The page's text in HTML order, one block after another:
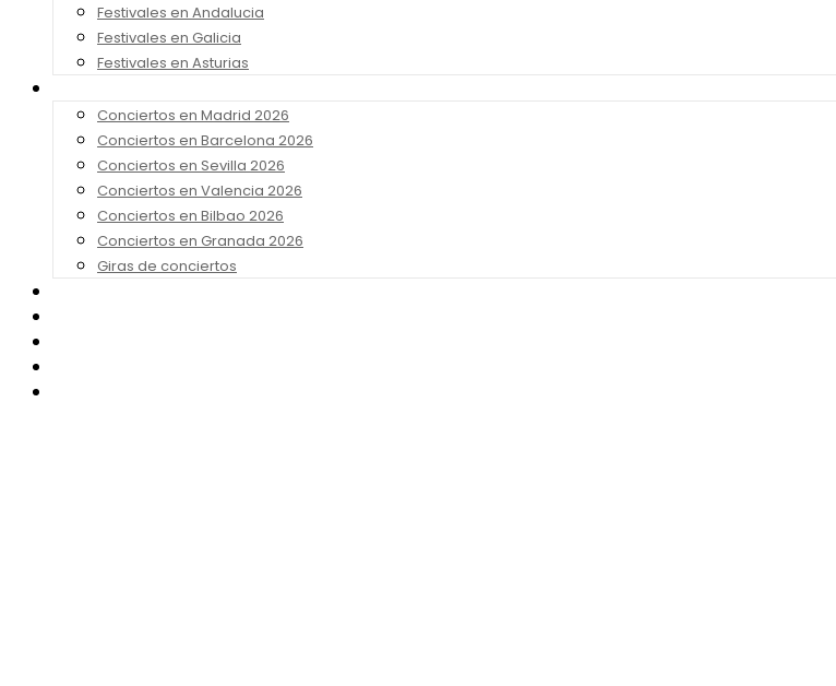
Festivales en Andalucia
Festivales en Galicia
Festivales en Asturias
Conciertos en Madrid 2026
Conciertos en Barcelona 2026
Conciertos en Sevilla 2026
Conciertos en Valencia 2026
Conciertos en Bilbao 2026
Conciertos en Granada 2026
Giras de conciertos